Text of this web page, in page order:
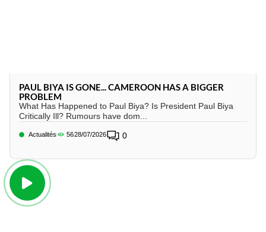
PAUL BIYA IS GONE... CAMEROON HAS A BIGGER
PROBLEM
What Has Happened to Paul Biya? Is President Paul Biya
Critically Ill? Rumours have dom...
Actualités 5628/07/2026 0